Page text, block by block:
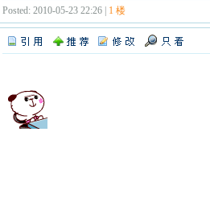
Posted: 2010-05-23 22:26 | 1 楼